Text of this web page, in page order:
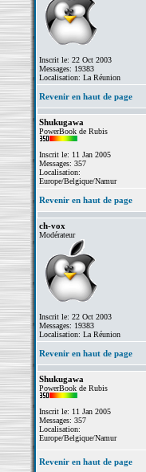
Inscrit le: 22 Oct 2003
Messages: 19383
Localisation: La Réunion
Revenir en haut de page
Shukugawa
PowerBook de Rubis
Inscrit le: 11 Jan 2005
Messages: 357
Localisation:
Europe/Belgique/Namur
Revenir en haut de page
ch-vox
Modérateur
Inscrit le: 22 Oct 2003
Messages: 19383
Localisation: La Réunion
Revenir en haut de page
Shukugawa
PowerBook de Rubis
Inscrit le: 11 Jan 2005
Messages: 357
Localisation:
Europe/Belgique/Namur
Revenir en haut de page